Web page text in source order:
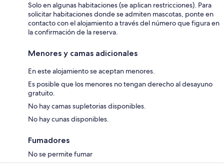
Solo en algunas habitaciones (se aplican restricciones). Para
solicitar habitaciones donde se admiten mascotas, ponte en
contacto con el alojamiento a través del número que figura en
la confirmación de la reserva.
Menores y camas adicionales
En este alojamiento se aceptan menores.
Es posible que los menores no tengan derecho al desayuno
gratuito.
No hay camas supletorias disponibles.
No hay cunas disponibles.
Fumadores
No se permite fumar